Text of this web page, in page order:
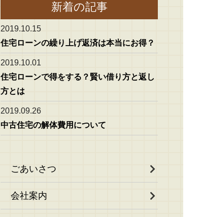
新着の記事
2019.10.15
住宅ローンの繰り上げ返済は本当にお得？
2019.10.01
住宅ローンで得をする？賢い借り方と返し
方とは
2019.09.26
中古住宅の解体費用について
ごあいさつ
会社案内